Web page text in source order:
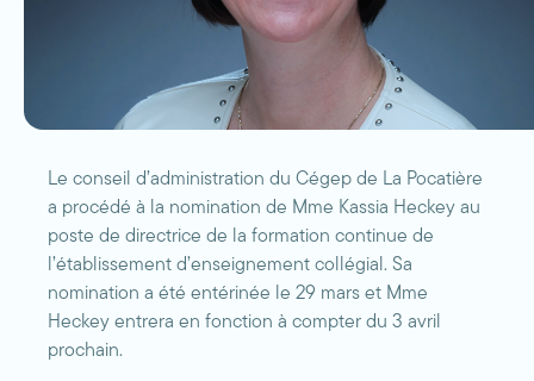
Le conseil d’administration du Cégep de La Pocatière
a procédé à la nomination de Mme Kassia Heckey au
poste de directrice de la formation continue de
l’établissement d’enseignement collégial. Sa
nomination a été entérinée le 29 mars et Mme
Heckey entrera en fonction à compter du 3 avril
prochain.